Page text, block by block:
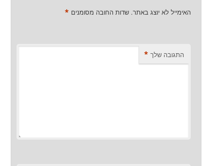
האימייל לא יוצג באתר. שדות החובה מסומנים *
התגובה שלך *